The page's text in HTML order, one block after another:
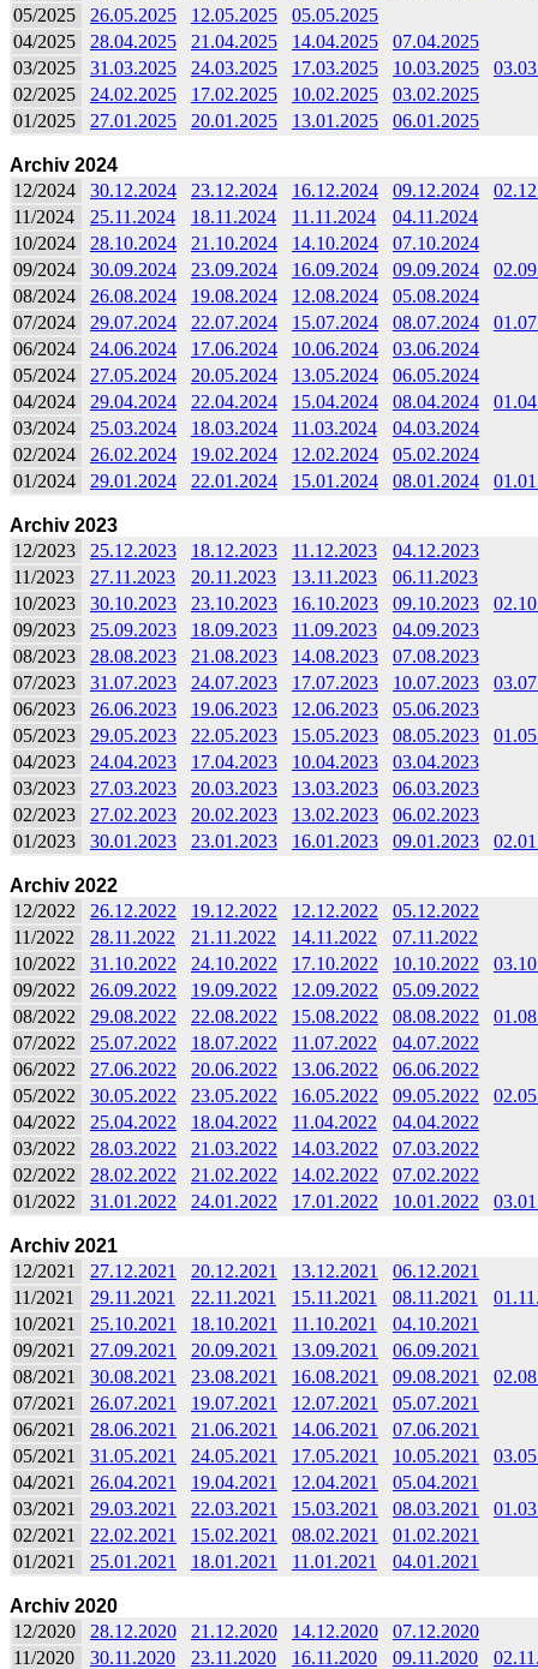
05/2025
26.05.2025 12.05.2025
05.05.2025
04/2025
28.04.2025 21.04.2025 14.04.2025
07.04.2025
03/2025
31.03.2025 24.03.2025 17.03.2025 10.03.2025
02/2025
24.02.2025 17.02.2025 10.02.2025
03.02.2025
01/2025
27.01.2025 20.01.2025 13.01.2025 06.01.2025
Archiv 2024
12/2024
30.12.2024 23.12.2024 16.12.2024 09.12.2024
11/2024
25.11.2024 18.11.2024 11.11.2024
04.11.2024
10/2024
28.10.2024 21.10.2024 14.10.2024
07.10.2024
09/2024
30.09.2024 23.09.2024 16.09.2024 09.09.2024
08/2024
26.08.2024 19.08.2024 12.08.2024
05.08.2024
07/2024
29.07.2024 22.07.2024 15.07.2024 08.07.2024
06/2024
24.06.2024 17.06.2024 10.06.2024
03.06.2024
05/2024
27.05.2024 20.05.2024 13.05.2024
06.05.2024
04/2024
29.04.2024 22.04.2024 15.04.2024 08.04.2024
03/2024
25.03.2024 18.03.2024 11.03.2024
04.03.2024
02/2024
26.02.2024 19.02.2024 12.02.2024
05.02.2024
01/2024
29.01.2024 22.01.2024 15.01.2024 08.01.2024
Archiv 2023
12/2023
25.12.2023 18.12.2023 11.12.2023
04.12.2023
11/2023
27.11.2023 20.11.2023 13.11.2023
06.11.2023
10/2023
30.10.2023 23.10.2023 16.10.2023 09.10.2023
09/2023
25.09.2023 18.09.2023 11.09.2023
04.09.2023
08/2023
28.08.2023 21.08.2023 14.08.2023
07.08.2023
07/2023
31.07.2023 24.07.2023 17.07.2023 10.07.2023
06/2023
26.06.2023 19.06.2023 12.06.2023
05.06.2023
05/2023
29.05.2023 22.05.2023 15.05.2023 08.05.2023
04/2023
24.04.2023 17.04.2023 10.04.2023
03.04.2023
03/2023
27.03.2023 20.03.2023 13.03.2023
06.03.2023
02/2023
27.02.2023 20.02.2023 13.02.2023
06.02.2023
01/2023
30.01.2023 23.01.2023 16.01.2023 09.01.2023
Archiv 2022
12/2022
26.12.2022 19.12.2022 12.12.2022
05.12.2022
11/2022
28.11.2022 21.11.2022 14.11.2022
07.11.2022
10/2022
31.10.2022 24.10.2022 17.10.2022 10.10.2022
09/2022
26.09.2022 19.09.2022 12.09.2022
05.09.2022
08/2022
29.08.2022 22.08.2022 15.08.2022 08.08.2022
07/2022
25.07.2022 18.07.2022 11.07.2022
04.07.2022
06/2022
27.06.2022 20.06.2022 13.06.2022
06.06.2022
05/2022
30.05.2022 23.05.2022 16.05.2022 09.05.2022
04/2022
25.04.2022 18.04.2022 11.04.2022
04.04.2022
03/2022
28.03.2022 21.03.2022 14.03.2022
07.03.2022
02/2022
28.02.2022 21.02.2022 14.02.2022
07.02.2022
01/2022
31.01.2022 24.01.2022 17.01.2022 10.01.2022
Archiv 2021
12/2021
27.12.2021 20.12.2021 13.12.2021
06.12.2021
11/2021
29.11.2021 22.11.2021 15.11.2021 08.11.2021
10/2021
25.10.2021 18.10.2021 11.10.2021
04.10.2021
09/2021
27.09.2021 20.09.2021 13.09.2021
06.09.2021
08/2021
30.08.2021 23.08.2021 16.08.2021 09.08.2021
07/2021
26.07.2021 19.07.2021 12.07.2021
05.07.2021
06/2021
28.06.2021 21.06.2021 14.06.2021
07.06.2021
05/2021
31.05.2021 24.05.2021 17.05.2021 10.05.2021
04/2021
26.04.2021 19.04.2021 12.04.2021
05.04.2021
03/2021
29.03.2021 22.03.2021 15.03.2021 08.03.2021
02/2021
22.02.2021 15.02.2021 08.02.2021
01.02.2021
01/2021
25.01.2021 18.01.2021 11.01.2021 04.01.2021
Archiv 2020
12/2020
28.12.2020 21.12.2020 14.12.2020
07.12.2020
11/2020
30.11.2020 23.11.2020 16.11.2020 09.11.2020